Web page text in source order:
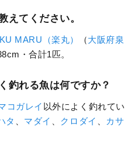
えてください。
MARU（楽丸） （大阪府泉
・合計1匹。
釣れる魚は何ですか？
コガレイ 以外によく釣れてい
タ マダイ クロダイ
カサ